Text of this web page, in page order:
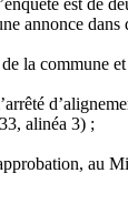
est de
annonce
la
alinéa 3) ;
au